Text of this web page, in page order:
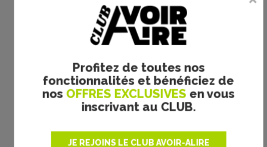
Profitez de toutes nos
fonctionnalités et bénéficiez de
nos OFFRES EXCLUSIVES en vous
inscrivant au CLUB.
JE REJOINS LE CLUB AVOIR-ALIRE